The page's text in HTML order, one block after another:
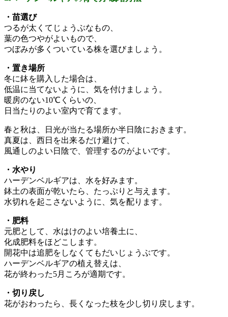
・苗選び
つるが太くてじょうぶなもの、
葉の色つやがよいもので、
つぼみが多くついている株を選びましょう。
・置き場所
冬に鉢を購入した場合は、
低温に当てないように、気を付けましょう。
暖房のない10℃くらいの、
日当たりのよい室内で育てます。
春と秋は、日光が当たる場所か半日陰におきます。
真夏は、西日を出来るだけ避けて、
風通しのよい日陰で、管理するのがよいです。
・水やり
ハーデンベルギアは、水を好みます。
鉢土の表面が乾いたら、たっぷりと与えます。
水切れを起こさないように、気を配ります。
・肥料
元肥として、水はけのよい培養土に、
化成肥料をほどこします。
開花中は追肥をしなくてもだいじょうぶです。
ハーデンベルギアの植え替えは、
花が終わった5月ころが適期です。
・切り戻し
花がおわったら、長くなった枝を少し切り戻します。